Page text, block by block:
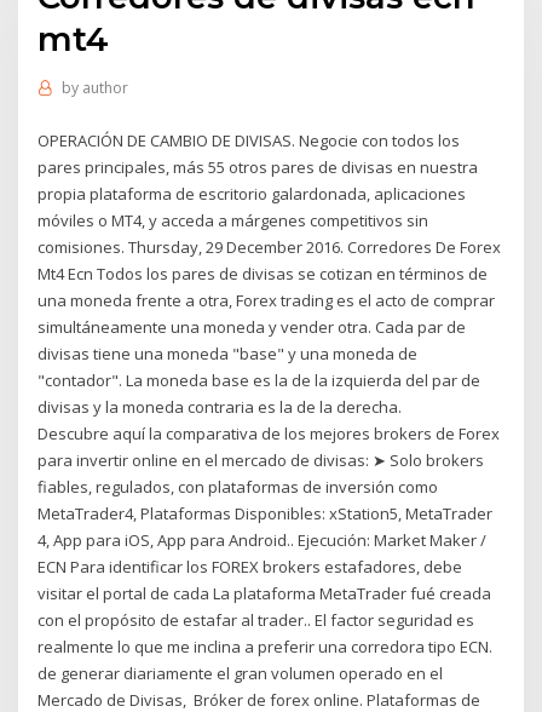
mt4
by author
OPERACIÓN DE CAMBIO DE DIVISAS. Negocie con todos los
pares principales, más 55 otros pares de divisas en nuestra
propia plataforma de escritorio galardonada, aplicaciones
móviles o MT4, y acceda a márgenes competitivos sin
comisiones. Thursday, 29 December 2016. Corredores De Forex
Mt4 Ecn Todos los pares de divisas se cotizan en términos de
una moneda frente a otra, Forex trading es el acto de comprar
simultáneamente una moneda y vender otra. Cada par de
divisas tiene una moneda "base" y una moneda de
"contador". La moneda base es la de la izquierda del par de
divisas y la moneda contraria es la de la derecha.
Descubre aquí la comparativa de los mejores brokers de Forex
para invertir online en el mercado de divisas: ➤ Solo brokers
fiables, regulados, con plataformas de inversión como
MetaTrader4, Plataformas Disponibles: xStation5, MetaTrader
4, App para iOS, App para Android.. Ejecución: Market Maker /
ECN Para identificar los FOREX brokers estafadores, debe
visitar el portal de cada La plataforma MetaTrader fué creada
con el propósito de estafar al trader.. El factor seguridad es
realmente lo que me inclina a preferir una corredora tipo ECN.
de generar diariamente el gran volumen operado en el
Mercado de Divisas, Bróker de forex online. Plataformas de